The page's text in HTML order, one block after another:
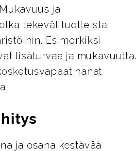
ja
tekevät tuotteista
Esimerkiksi
lisäturvaa ja mukavuutta.
hanat
ja osana kestävää